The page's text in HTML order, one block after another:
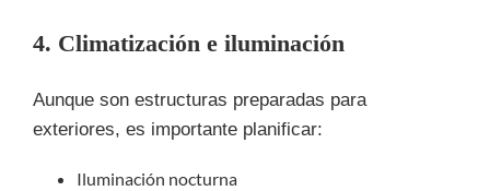
4. Climatización e iluminación
Aunque son estructuras preparadas para
exteriores, es importante planificar:
Iluminación nocturna